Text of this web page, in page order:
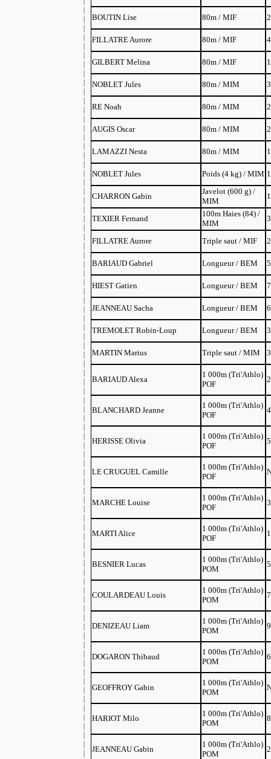
BOUTIN Lise 80m / MIF
FILLATRE Aurore 80m / MIF
GILBERT Melina 80m / MIF
NOBLET Jules 80m / MIM
RE Noah 80m / MIM
AUGIS Oscar 80m / MIM
LAMAZZI Nesta 80m / MIM
NOBLET Jules Poids (4 kg) / MIM
CHARRON Gabin
Javelot (600 g) /
MIM
TEXIER Fernand
100m Haies (84) /
MIM
FILLATRE Aurore Triple saut / MIF
BARIAUD Gabriel Longueur / BEM
HIEST Gatien Longueur / BEM
JEANNEAU Sacha Longueur / BEM
TREMOLET Robin-Loup Longueur / BEM
MARTIN Marius Triple saut / MIM
BARIAUD Alexa
1 000m (Tri'Athlo)
POF
BLANCHARD Jeanne
1 000m (Tri'Athlo)
POF
HERISSE Olivia
1 000m (Tri'Athlo)
POF
LE CRUGUEL Camille
1 000m (Tri'Athlo)
POF
MARCHE Louise
1 000m (Tri'Athlo)
POF
MARTI Alice
1 000m (Tri'Athlo)
POF
BESNIER Lucas
1 000m (Tri'Athlo)
POM
COULARDEAU Louis
1 000m (Tri'Athlo)
POM
DENIZEAU Liam
1 000m (Tri'Athlo)
POM
DOGARON Thibaud
1 000m (Tri'Athlo)
POM
GEOFFROY Gabin
1 000m (Tri'Athlo)
POM
HARIOT Milo
1 000m (Tri'Athlo)
POM
JEANNEAU Gabin
1 000m (Tri'Athlo)
POM